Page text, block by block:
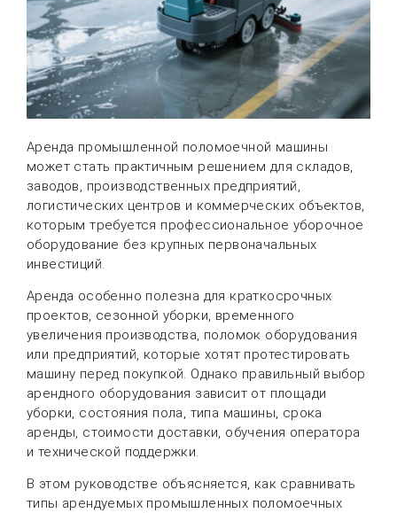
Аренда промышленной поломоечной машины
может стать практичным решением для складов,
заводов, производственных предприятий,
логистических центров и коммерческих объектов,
которым требуется профессиональное уборочное
оборудование без крупных первоначальных
инвестиций.
Аренда особенно полезна для краткосрочных
проектов, сезонной уборки, временного
увеличения производства, поломок оборудования
или предприятий, которые хотят протестировать
машину перед покупкой. Однако правильный выбор
арендного оборудования зависит от площади
уборки, состояния пола, типа машины, срока
аренды, стоимости доставки, обучения оператора
и технической поддержки.
В этом руководстве объясняется, как сравнивать
типы арендуемых промышленных поломоечных